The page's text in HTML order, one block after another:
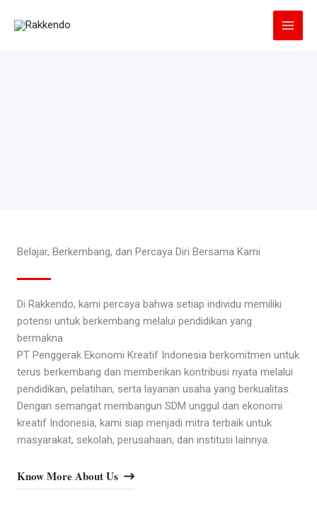
Belajar, Berkembang, dan Percaya Diri Bersama Kami
Di Rakkendo, kami percaya bahwa setiap individu memiliki
potensi untuk berkembang melalui pendidikan yang
bermakna.
PT Penggerak Ekonomi Kreatif Indonesia berkomitmen untuk
terus berkembang dan memberikan kontribusi nyata melalui
pendidikan, pelatihan, serta layanan usaha yang berkualitas.
Dengan semangat membangun SDM unggul dan ekonomi
kreatif Indonesia, kami siap menjadi mitra terbaik untuk
masyarakat, sekolah, perusahaan, dan institusi lainnya.
Know More About Us